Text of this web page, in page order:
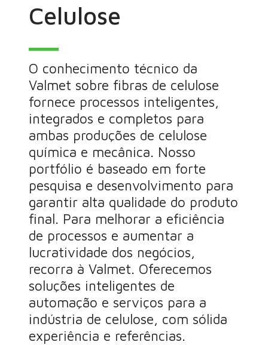
Celulose
O conhecimento técnico da
Valmet sobre fibras de celulose
fornece processos inteligentes,
integrados e completos para
ambas produções de celulose
química e mecânica. Nosso
portfólio é baseado em forte
pesquisa e desenvolvimento para
garantir alta qualidade do produto
final. Para melhorar a eficiência
de processos e aumentar a
lucratividade dos negócios,
recorra à Valmet. Oferecemos
soluções inteligentes de
automação e serviços para a
indústria de celulose, com sólida
experiência e referências.